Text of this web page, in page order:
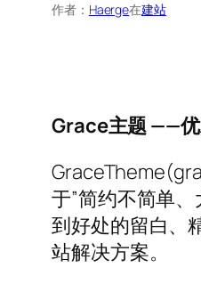
作者： Haerge在建站
Grace主题 ——
于”简约不简单
到好处的留白、
站解决方案。